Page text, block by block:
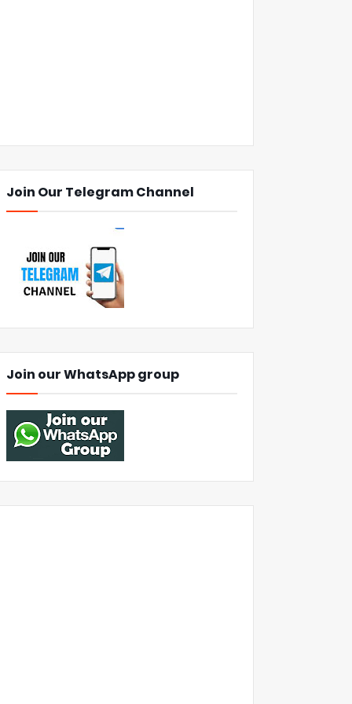
Join Our Telegram Channel
Join our WhatsApp group